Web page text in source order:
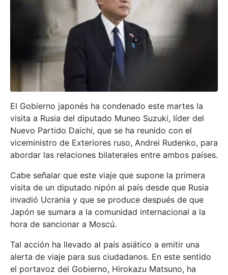
El Gobierno japonés ha condenado este martes la
visita a Rusia del diputado Muneo Suzuki, líder del
Nuevo Partido Daichi, que se ha reunido con el
viceministro de Exteriores ruso, Andrei Rudenko, para
abordar las relaciones bilaterales entre ambos países.
Cabe señalar que este viaje que supone la primera
visita de un diputado nipón al país desde que Rusia
invadió Ucrania y que se produce después de que
Japón se sumara a la comunidad internacional a la
hora de sancionar a Moscú.
Tal acción ha llevado al país asiático a emitir una
alerta de viaje para sus ciudadanos. En este sentido
el portavoz del Gobierno, Hirokazu Matsuno, ha